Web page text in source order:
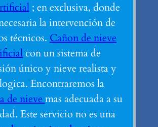
; en exclusiva, donde
la intervención de
técnicos. Cañon de nieve
con un sistema de
único y nieve realista y
Encontraremos la
de nieve mas adecuada a su
Este servicio no es una